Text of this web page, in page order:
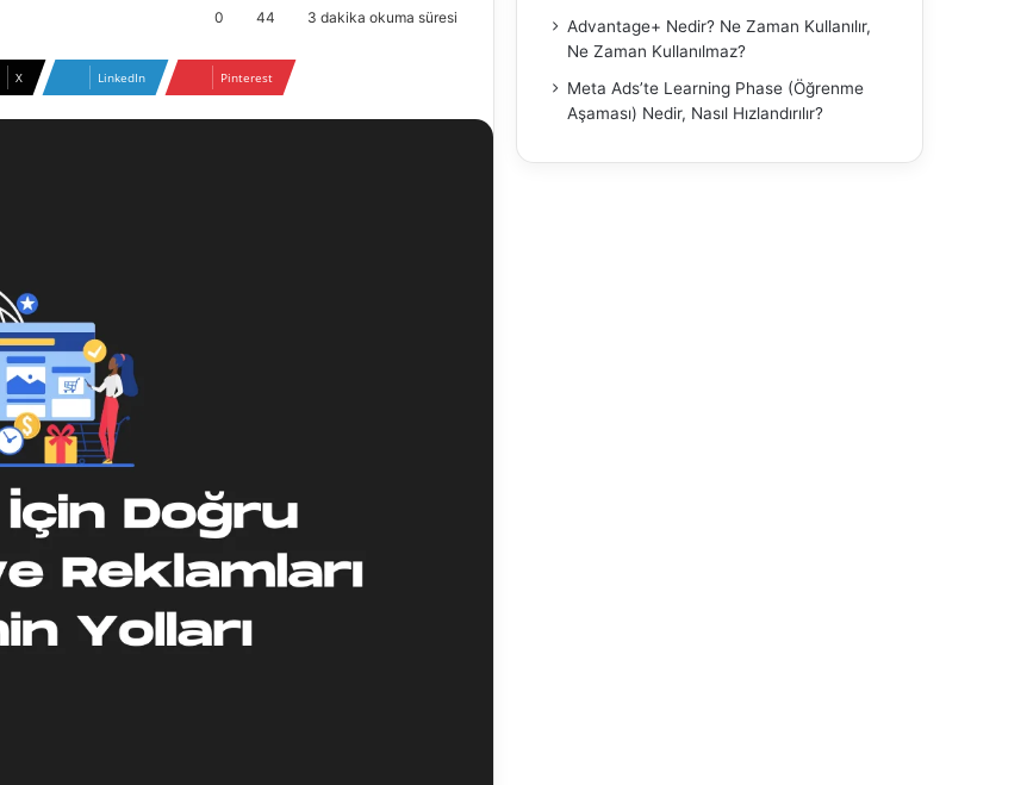
0 44 3 dakika okuma süresi
X LinkedIn Pinterest
Advantage+ Nedir? Ne Zaman Kullanılır,
Ne Zaman Kullanılmaz?
Meta Ads’te Learning Phase (Öğrenme
Aşaması) Nedir, Nasıl Hızlandırılır?